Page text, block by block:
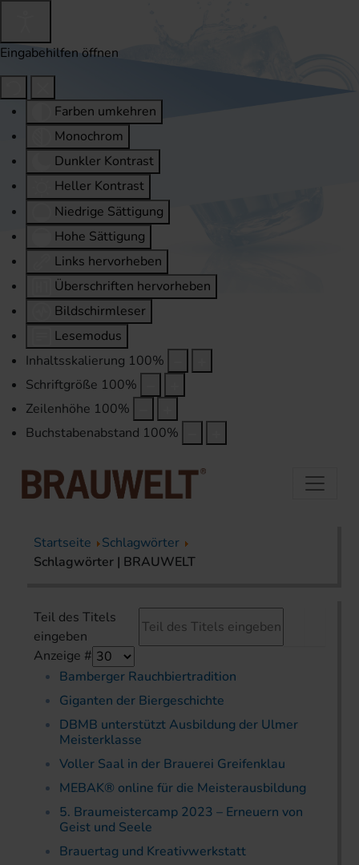
Eingabehilfen öffnen
Farben umkehren
Monochrom
Dunkler Kontrast
Heller Kontrast
Niedrige Sättigung
Hohe Sättigung
Links hervorheben
Überschriften hervorheben
Bildschirmleser
Lesemodus
Inhaltsskalierung 100%
Schriftgröße 100%
Zeilenhöhe 100%
Buchstabenabstand 100%
Startseite
Schlagwörter
Schlagwörter | BRAUWELT
Teil des Titels
eingeben
Anzeige #
Bamberger Rauchbiertradition
Giganten der Biergeschichte
DBMB unterstützt Ausbildung der Ulmer
Meisterklasse
Voller Saal in der Brauerei Greifenklau
MEBAK® online für die Meisterausbildung
5. Braumeistercamp 2023 – Erneuern von
Geist und Seele
Brauertag und Kreativwerkstatt